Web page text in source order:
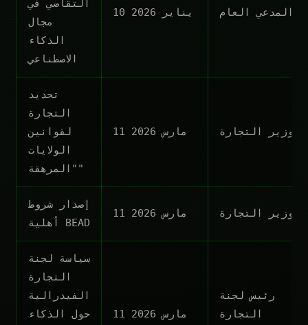
التقاضي في
مجال
الذكاء
الاصطناعي
10 يناير 2026 المدعي العام
تحديد
التجارة
لقوانين
الولايات
"المرهقة"
11 مارس 2026 وزير التجارة
إصدار شروط
أهلية BEAD
11 مارس 2026 وزير التجارة
سياسة لجنة
التجارة
الفيدرالية
حول الذكاء
11 مارس 2026
رئيس لجنة
التجارة